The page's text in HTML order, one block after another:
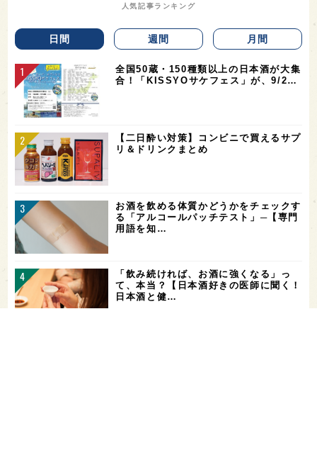
人気記事ランキング
日間 週間 月間
全国50蔵・150種類以上の日本酒が大集
合！「KISSYOサケフェス」が、9/2…
【二日酔い対策】コンビニで買えるサプ
リ＆ドリンクまとめ
お酒を飲める体質かどうかをチェックす
る「アルコールパッチテスト」─【専門
用語を知…
「飲み続ければ、お酒に強くなる」っ
て、本当？【日本酒好きの医師に聞く！
日本酒と健…